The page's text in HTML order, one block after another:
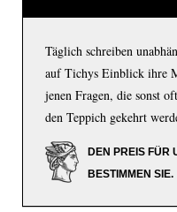
Täglich schreiben
auf Tichys Einblick ihre
jenen Fragen, die sonst
den Teppich gekehrt
DEN PREIS FÜR
BESTIMMEN SIE.